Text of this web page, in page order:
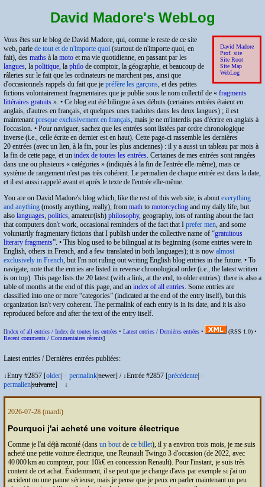
David Madore's WebLog
David Madore
Prof. site
Site Root
Site Map
WebLog
Vous êtes sur le blog de David Madore, qui, comme le reste de ce site
web, parle de tout et de n'importe quoi (surtout de n'importe quoi, en
fait), des maths à la moto et ma vie quotidienne, en passant par les
langues, la politique, la philo de comptoir, la géographie, et beaucoup de
râleries sur le fait que les ordinateurs ne marchent pas, ainsi que
d'occasionnels rappels du fait que je préfère les garçons, et des petites
fictions volontairement fragmentaires que je publie sous le nom collectif de
fragments
littéraires gratuits
. • Ce blog eut été bilingue à ses débuts (certaines entrées étaient en
anglais, d'autres en français, et quelques unes traduites dans les deux langues) ; il est
maintenantpresque exclusivement en français, mais je ne m'interdis pas d'écrire en anglais à
l'occasion. • Pour naviguer, sachez que les entrées sont listées par ordre chronologique
inverse (i.e., celle écrite en dernier est en haut). Cette page-ci rassemble les dernières
20 entrées (avec un lien, à la fin, pour les plus anciennes) : il y a aussi un tableau par mois à
la fin de cette page, et un index de toutes les entrées. Certaines de mes entrées sont rangées
dans une ou plusieurs « catégories » (indiqués à la fin de l'entrée elle-même), mais ce
système de rangement n'est pas très cohérent. Le permalien de chaque entrée est dans la date,
et il est aussi rappelé avant et après le texte de l'entrée elle-même.
You are on David Madore's blog which, like the rest of this web site, is abouteverything
and anything (mostly anything, really), from math to motorcycling and my daily life, but
also languages, politics, amateur(ish) philosophy, geography, lots of ranting about the fact
that computers don't work, occasional reminders of the fact that I prefer men, and some
voluntarily fragmentary fictions that I publish under the collective name of gratuitous
literary fragments . • This blog used to be bilingual at its beginning (some entries were in
English, others in French, and a few translated in both languages); it is now almost
exclusively in French, but I'm not ruling out writing English blog entries in the future. • To
navigate, note that the entries are listed in reverse chronological order (i.e., the latest written
is on top). This page lists the 20 latest (with a link, at the end, to older entries): there is also a
table of months at the end of this page, and an index of all entries. Some entries are
classified into one or more “categories” (indicated at the end of the entry itself), but this
organization isn't very coherent. The permalink of each entry is in its date, and it is also
reproduced before and after the text of the entry itself.
[Index of all entries / Index de toutes les entrées • Latest entries / Dernières entrées • (RSS 1.0) •
Recent comments / Commentaires récents]
Latest entries /Dernières entrées publiées:
↓Entry #2857 [older permalinknewer] / ↓Entrée #2857 [précédente
permaliensuivante] ↓
2026-07-28(mardi)
Pourquoi j'ai acheté une voiture électrique
Comme je l'ai déjà raconté (dans un boutde ce billet), il y a environ trois mois, je me suis
acheté une petite voiture électrique, une Reunault Twingo 3 d'occasion (de 2022, avec
40 000 km au compteur, pour 10k€ en concession Renault). Pour l'instant, je suis très
content de cet achat. Évidemment, il se peut que je change d'avis par exemple si j'ai un
accident ou une panne sérieuse, mais je pense que je peux en parler maintenant un peu